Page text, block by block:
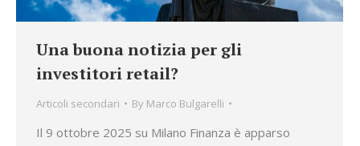
Una buona notizia per gli
investitori retail?
Articoli secondari By Marco Bulgarelli
Il 9 ottobre 2025 su Milano Finanza è apparso